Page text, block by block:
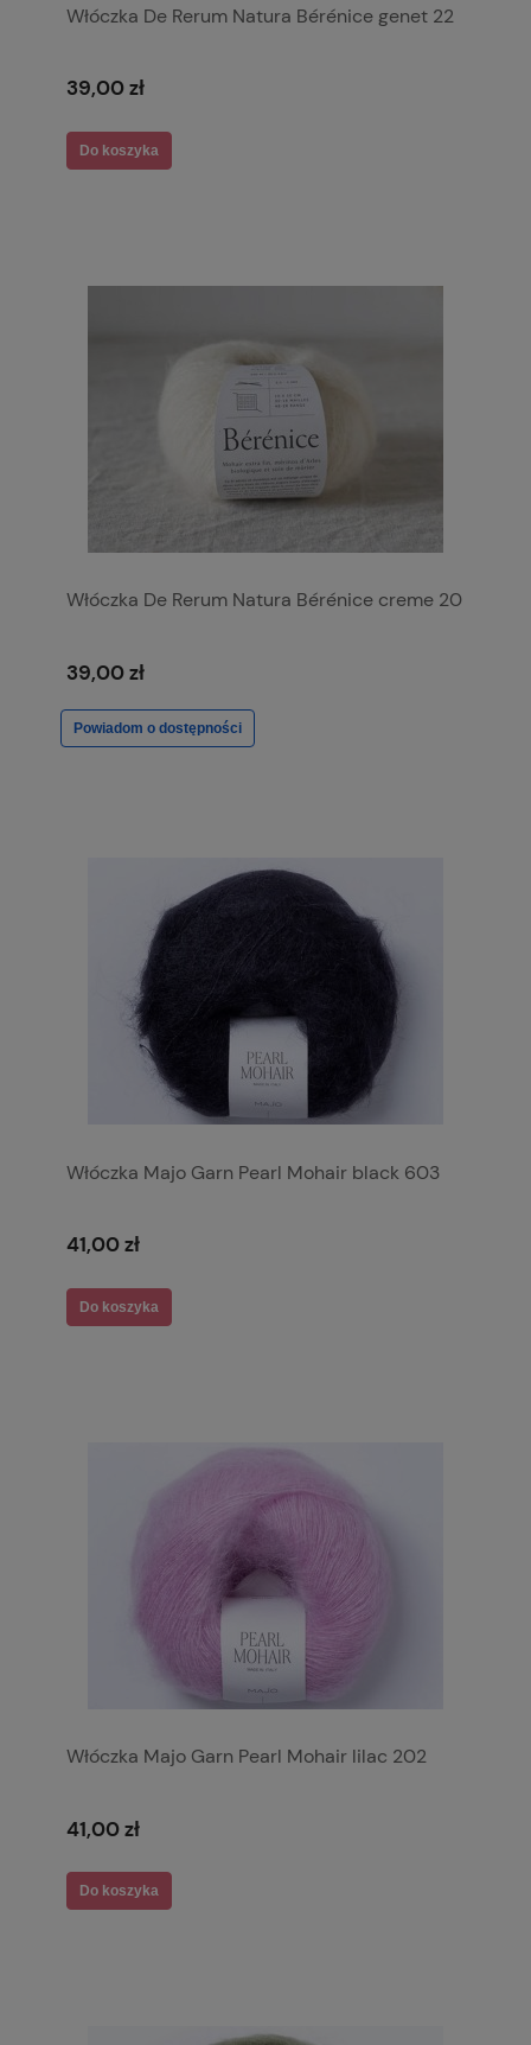
Włóczka De Rerum Natura Bérénice genet 22
39,00 zł
Do koszyka
Włóczka De Rerum Natura Bérénice creme 20
39,00 zł
Powiadom o dostępności
Włóczka Majo Garn Pearl Mohair black 603
41,00 zł
Do koszyka
Włóczka Majo Garn Pearl Mohair lilac 202
41,00 zł
Do koszyka